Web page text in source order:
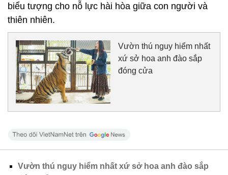
biểu tượng cho nỗ lực hài hòa giữa con người và
thiên nhiên.
Vườn thú nguy hiểm nhất
xứ sở hoa anh đào sắp
đóng cửa
Vườn thú nguy hiểm nhất xứ sở hoa anh đào sắp